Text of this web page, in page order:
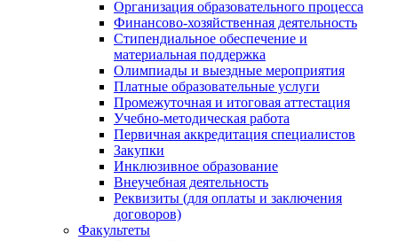
Организация образовательного процесса
Финансово-хозяйственная деятельность
Стипендиальное обеспечение и
материальная поддержка
Олимпиады и выездные мероприятия
Платные образовательные услуги
Промежуточная и итоговая аттестация
Учебно-методическая работа
Первичная аккредитация специалистов
Закупки
Инклюзивное образование
Внеучебная деятельность
Реквизиты (для оплаты и заключения
договоров)
Факультеты